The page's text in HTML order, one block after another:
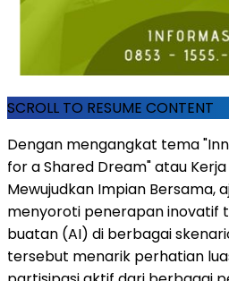
SCROLL TO RESUME CONTENT
Dengan mengangkat tema
for a Shared Dream" atau
Mewujudkan Impian Bersama,
menyoroti penerapan inovatif
buatan (AI) di berbagai
tersebut menarik perhatian